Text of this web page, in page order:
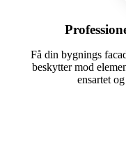
Få din bygnings
beskytter mod
ensartet